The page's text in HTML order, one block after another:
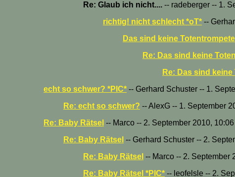
Re: Glaub ich nicht.... -- radeberger -- 1.
richtig! nicht schlecht *oT* --
Das sind keine
Re: Das sind keine
Re: Das sind
echt so schwer? *PIC* -- Gerhard Schuster -- 1.
Re: echt so schwer? -- AlexG -- 1. September
Re: Baby Rätsel -- Marco -- 2. September 2010,
Re: Baby Rätsel -- Gerhard Schuster -- 2.
Re: Baby Rätsel -- Marco -- 2. September
Re: Baby Rätsel *PIC* -- leofelsle -- 2.